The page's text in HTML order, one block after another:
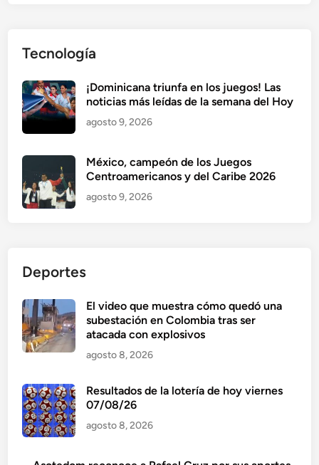
Tecnología
¡Dominicana triunfa en los juegos! Las
noticias más leídas de la semana del Hoy
agosto 9, 2026
México, campeón de los Juegos
Centroamericanos y del Caribe 2026
agosto 9, 2026
Deportes
El video que muestra cómo quedó una
subestación en Colombia tras ser
atacada con explosivos
agosto 8, 2026
Resultados de la lotería de hoy viernes
07/08/26
agosto 8, 2026